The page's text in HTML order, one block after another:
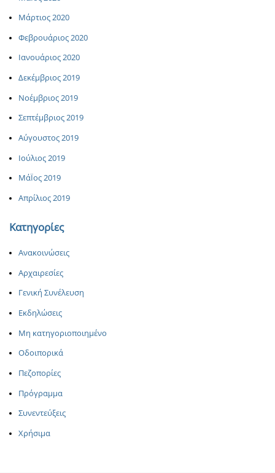
Μάρτιος 2020
Φεβρουάριος 2020
Ιανουάριος 2020
Δεκέμβριος 2019
Νοέμβριος 2019
Σεπτέμβριος 2019
Αύγουστος 2019
Ιούλιος 2019
ΜάΪος 2019
Απρίλιος 2019
Κατηγορίες
Ανακοινώσεις
Αρχαιρεσίες
Γενική Συνέλευση
Εκδηλώσεις
Μη κατηγοριοποιημένο
Οδοιπορικά
Πεζοπορίες
Πρόγραμμα
Συνεντεύξεις
Χρήσιμα